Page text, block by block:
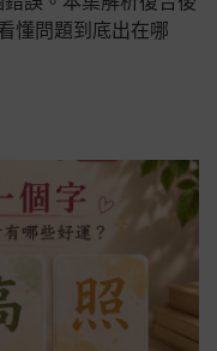
懂問題到底出在哪